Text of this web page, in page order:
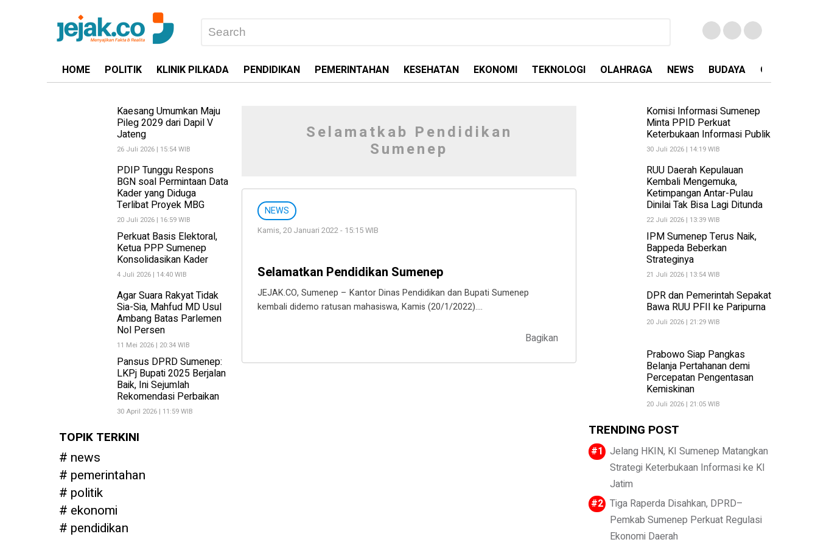
HOME POLITIK KLINIK PILKADA PENDIDIKAN PEMERINTAHAN KESEHATAN EKONOMI TEKNOLOGI OLAHRAGA NEWS BUDAYA OPINI
Kaesang Umumkan Maju
Pileg 2029 dari Dapil V
Jateng
26 Juli 2026 | 15:54 WIB
PDIP Tunggu Respons
BGN soal Permintaan Data
Kader yang Diduga
Terlibat Proyek MBG
20 Juli 2026 | 16:59 WIB
Perkuat Basis Elektoral,
Ketua PPP Sumenep
Konsolidasikan Kader
4 Juli 2026 | 14:40 WIB
Agar Suara Rakyat Tidak
Sia-Sia, Mahfud MD Usul
Ambang Batas Parlemen
Nol Persen
11 Mei 2026 | 20:34 WIB
Pansus DPRD Sumenep:
LKPj Bupati 2025 Berjalan
Baik, Ini Sejumlah
Rekomendasi Perbaikan
30 April 2026 | 11:59 WIB
TOPIK TERKINI
news
pemerintahan
politik
ekonomi
pendidikan
Selamatkab Pendidikan
Sumenep
NEWS
Kamis, 20 Januari 2022 - 15:15 WIB
Selamatkan Pendidikan Sumenep
JEJAK.CO, Sumenep – Kantor Dinas Pendidikan dan Bupati Sumenep
kembali didemo ratusan mahasiswa, Kamis (20/1/2022)….
Bagikan
Komisi Informasi Sumenep
Minta PPID Perkuat
Keterbukaan Informasi Publik
30 Juli 2026 | 14:19 WIB
RUU Daerah Kepulauan
Kembali Mengemuka,
Ketimpangan Antar-Pulau
Dinilai Tak Bisa Lagi Ditunda
22 Juli 2026 | 13:39 WIB
IPM Sumenep Terus Naik,
Bappeda Beberkan
Strateginya
21 Juli 2026 | 13:54 WIB
DPR dan Pemerintah Sepakat
Bawa RUU PFII ke Paripurna
20 Juli 2026 | 21:29 WIB
Prabowo Siap Pangkas
Belanja Pertahanan demi
Percepatan Pengentasan
Kemiskinan
20 Juli 2026 | 21:05 WIB
TRENDING POST
Jelang HKIN, KI Sumenep Matangkan
Strategi Keterbukaan Informasi ke KI
Jatim
Tiga Raperda Disahkan, DPRD–
Pemkab Sumenep Perkuat Regulasi
Ekonomi Daerah